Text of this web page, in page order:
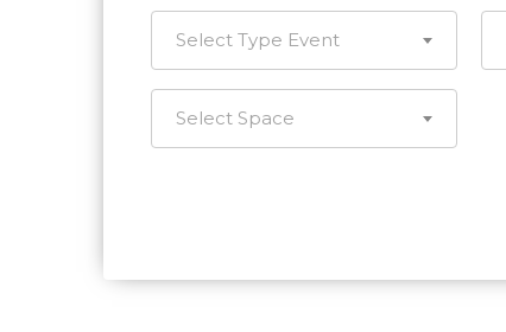
Select Type Event
Select Space